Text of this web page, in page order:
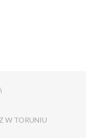
W TORUNIU